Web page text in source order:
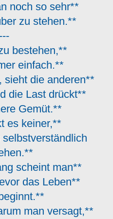
noch so sehr**
zu stehen.**
---
bestehen,**
einfach.**
sieht die anderen**
die Last drückt**
Gemüt.**
es keiner,**
scheint man**
das Leben**
man versagt,**